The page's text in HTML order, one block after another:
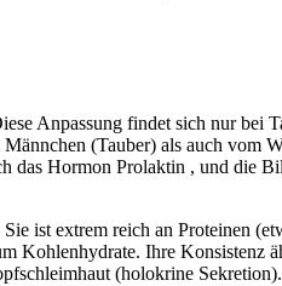
Anpassung findet sich nur bei
(Tauber) als auch vom
das Hormon Prolaktin , und die
ist extrem reich an Proteinen
Ihre Konsistenz
(holokrine